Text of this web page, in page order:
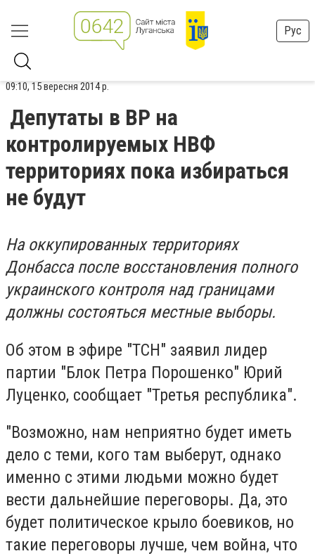
Рус
09:10, 15 вересня 2014 р.
Депутаты в ВР на
контролируемых НВФ
территориях пока избираться
не будут
На оккупированных территориях
Донбасса после восстановления полного
украинского контроля над границами
должны состояться местные выборы.
Об этом в эфире "ТСН" заявил лидер
партии "Блок Петра Порошенко" Юрий
Луценко, сообщает "Третья республика".
"Возможно, нам неприятно будет иметь
дело с теми, кого там выберут, однако
именно с этими людьми можно будет
вести дальнейшие переговоры. Да, это
будет политическое крыло боевиков, но
такие переговоры лучше, чем война, что